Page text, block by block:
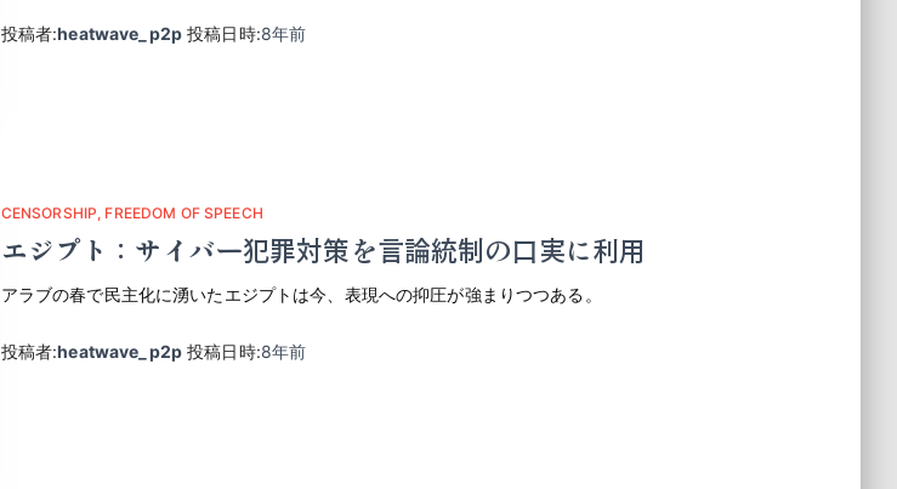
投稿者:heatwave_p2p 投稿日時:8年前
CENSORSHIP FREEDOM OF SPEECH
エジプト：サイバー犯罪対策を言論統制の口実に利用
アラブの春で民主化に湧いたエジプトは今、表現への抑圧が強まりつつある。
投稿者:heatwave_p2p 投稿日時:8年前